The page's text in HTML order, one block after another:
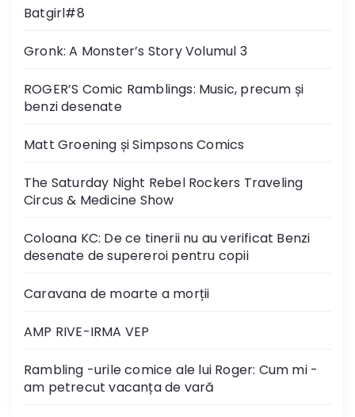
Batgirl#8
Gronk: A Monster’s Story Volumul 3
ROGER’S Comic Ramblings: Music, precum și
benzi desenate
Matt Groening și Simpsons Comics
The Saturday Night Rebel Rockers Traveling
Circus & Medicine Show
Coloana KC: De ce tinerii nu au verificat Benzi
desenate de supereroi pentru copii
Caravana de moarte a morții
AMP RIVE-IRMA VEP
Rambling -urile comice ale lui Roger: Cum mi -
am petrecut vacanța de vară